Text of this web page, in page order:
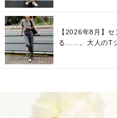
【2026年8月】
る……。大人のT